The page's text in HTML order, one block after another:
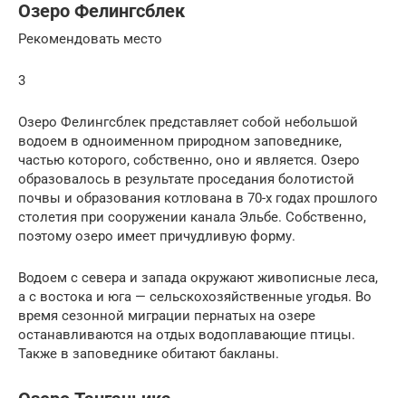
Озеро Фелингсблек
Рекомендовать место
3
Озеро Фелингсблек представляет собой небольшой
водоем в одноименном природном заповеднике,
частью которого, собственно, оно и является. Озеро
образовалось в результате проседания болотистой
почвы и образования котлована в 70-х годах прошлого
столетия при сооружении канала Эльбе. Собственно,
поэтому озеро имеет причудливую форму.
Водоем с севера и запада окружают живописные леса,
а с востока и юга — сельскохозяйственные угодья. Во
время сезонной миграции пернатых на озере
останавливаются на отдых водоплавающие птицы.
Также в заповеднике обитают бакланы.